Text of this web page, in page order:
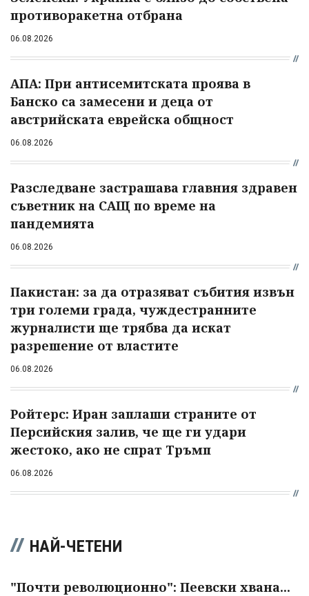
противоракетна отбрана
06.08.2026
АПА: При антисемитската проява в
Банско са замесени и деца от
австрийската еврейска общност
06.08.2026
Разследване застрашава главния здравен
съветник на САЩ по време на
пандемията
06.08.2026
Пакистан: за да отразяват събития извън
три големи града, чуждестранните
журналисти ще трябва да искат
разрешение от властите
06.08.2026
Ройтерс: Иран заплаши страните от
Персийския залив, че ще ги удари
жестоко, ако не спрат Тръмп
06.08.2026
НАЙ-ЧЕТЕНИ
"Почти революционно": Пеевски хвана...